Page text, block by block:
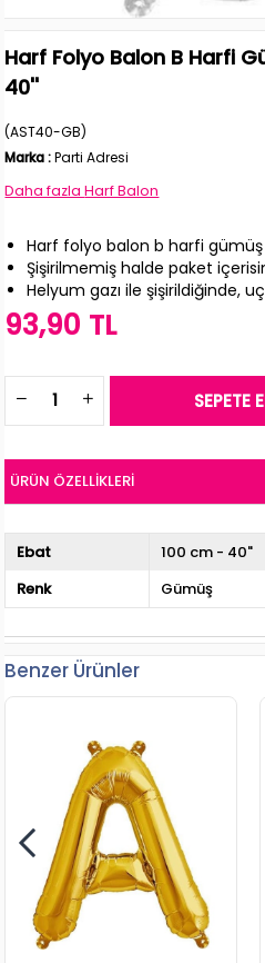
Harf Folyo Balon B Harfi
40''
(AST40-GB)
Marka : Parti Adresi
Daha fazlaHarf Balon
Harf folyo balon b harfi
Şişirilmemiş halde paket
Helyum gazı ile şişirildiğinde,
93,90 TL
ÜRÜN ÖZELLIKLERI
Ebat
100 cm - 40"
Renk
Gümüş
Benzer Ürünler